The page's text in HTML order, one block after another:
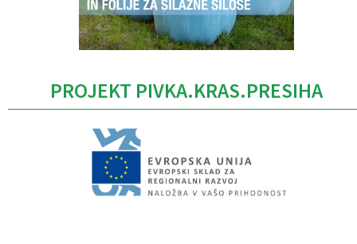
PROJEKT PIVKA.KRAS.PRESIHA